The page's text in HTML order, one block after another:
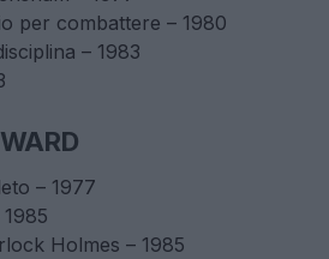
per combattere – 1980
– 1983
– 1977
Holmes – 1985